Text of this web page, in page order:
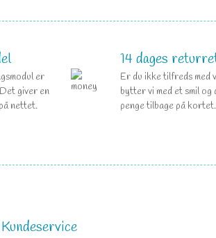
er
giver en
nettet.
14 dages
Er du ikke tilfreds med
bytter vi med et smil og
penge tilbage på kortet.
Kundeservice